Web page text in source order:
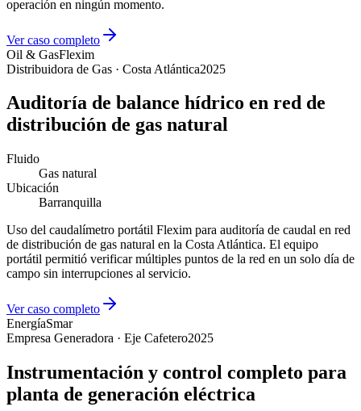
operación en ningún momento.
Ver caso completo
Oil & GasFlexim
Distribuidora de Gas · Costa Atlántica2025
Auditoría de balance hídrico en red de
distribución de gas natural
Fluido
Gas natural
Ubicación
Barranquilla
Uso del caudalímetro portátil Flexim para auditoría de caudal en red
de distribución de gas natural en la Costa Atlántica. El equipo
portátil permitió verificar múltiples puntos de la red en un solo día de
campo sin interrupciones al servicio.
Ver caso completo
EnergíaSmar
Empresa Generadora · Eje Cafetero2025
Instrumentación y control completo para
planta de generación eléctrica